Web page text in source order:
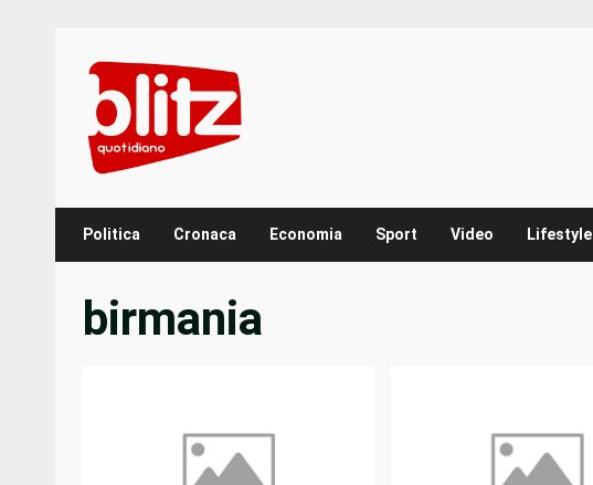
content
Politica Cronaca Economia Sport Video Lifestyle
birmania